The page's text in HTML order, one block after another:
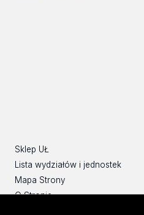
Sklep UŁ
Lista wydziałów i jednostek
Mapa Strony
O Stronie